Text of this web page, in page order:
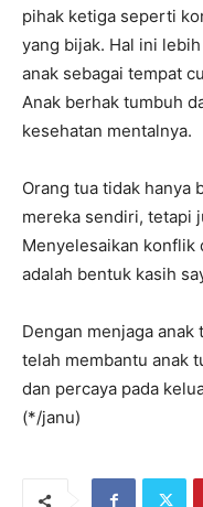
pihak ketiga seperti
yang bijak. Hal ini
anak sebagai tempat
Anak berhak tumbuh
kesehatan mentalnya.
Orang tua tidak hanya
mereka sendiri, tetapi
Menyelesaikan konflik
adalah bentuk kasih
Dengan menjaga
telah membantu anak
dan percaya pada
(*/janu)